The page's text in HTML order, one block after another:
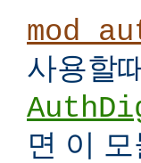
사용할때
면 이